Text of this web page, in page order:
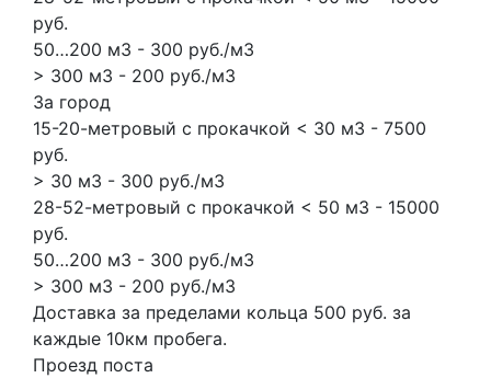
руб.
50…200 м3 - 300 руб./м3
> 300 м3 - 200 руб./м3
За город
15-20-метровый с прокачкой < 30 м3 - 7500
руб.
> 30 м3 - 300 руб./м3
28-52-метровый с прокачкой < 50 м3 - 15000
руб.
50…200 м3 - 300 руб./м3
> 300 м3 - 200 руб./м3
Доставка за пределами кольца 500 руб. за
каждые 10км пробега.
Проезд поста